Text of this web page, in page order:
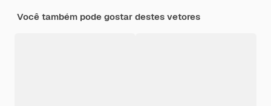
Você também pode gostar destes vetores